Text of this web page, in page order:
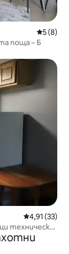
Средна
5 (8)
поща – Б
Средна
4,91 (33)
технически